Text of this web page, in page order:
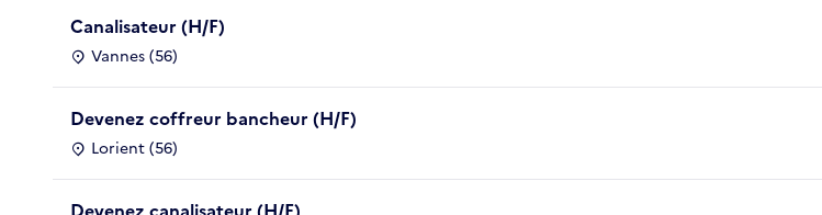
Canalisateur (H/F)
Vannes (56)
Devenez coffreur bancheur (H/F)
Lorient (56)